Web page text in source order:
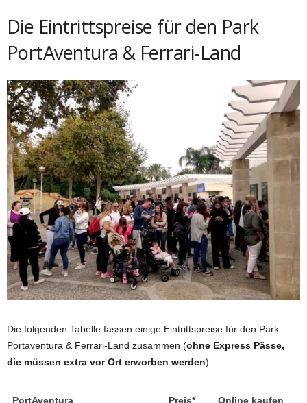
Die Eintrittspreise für den Park
PortAventura & Ferrari-Land
Die folgenden Tabelle fassen einige Eintrittspreise für den Park
Portaventura & Ferrari-Land zusammen (ohne Express Pässe,
die müssen extra vor Ort erworben werden):
PortAventura Preis* Online kaufen